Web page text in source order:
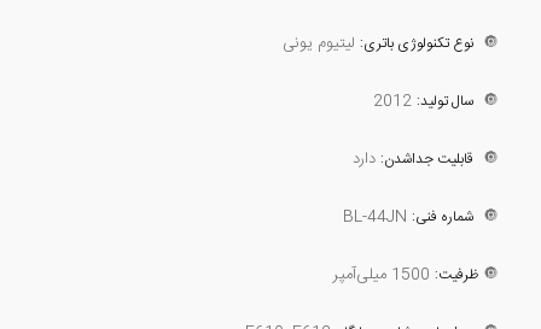
🔘 نوع تکنولوژی باتری: لیتیوم یونی
🔘 سال تولید:
🔘 قابلیت جداشدن: دارد
🔘 شماره فنی: BL-44JN
🔘 ظرفیت: